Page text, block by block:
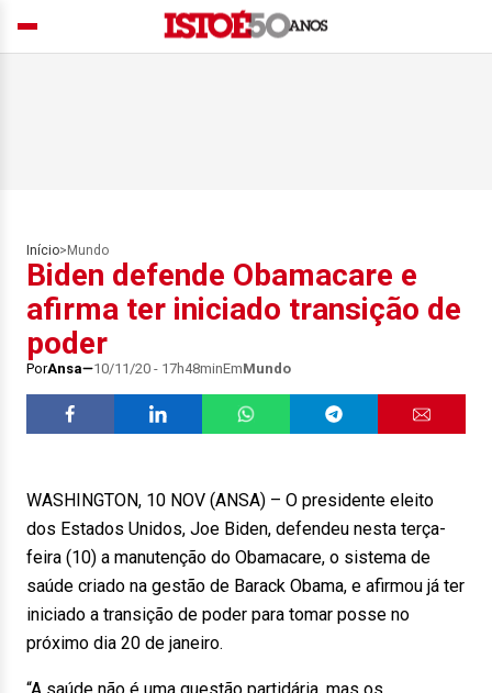
Início> Mundo
Biden defende Obamacare e
afirma ter iniciado transição de
poder
PorAnsa 10/11/20 - 17h48minEmMundo
WASHINGTON, 10 NOV (ANSA) – O presidente eleito
dos Estados Unidos, Joe Biden, defendeu nesta terça-
feira (10) a manutenção do Obamacare, o sistema de
saúde criado na gestão de Barack Obama, e afirmou já ter
iniciado a transição de poder para tomar posse no
próximo dia 20 de janeiro.